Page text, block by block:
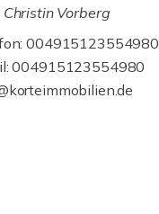
Christin Vorberg
004915123554980
004915123554980